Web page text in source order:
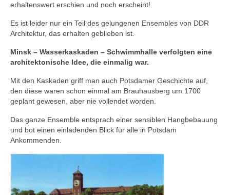
erhaltenswert erschien und noch erscheint!
Es ist leider nur ein Teil des gelungenen Ensembles von DDR
Architektur, das erhalten geblieben ist.
Minsk – Wasserkaskaden – Schwimmhalle verfolgten eine
architektonische Idee, die einmalig war.
Mit den Kaskaden griff man auch Potsdamer Geschichte auf,
den diese waren schon einmal am Brauhausberg um 1700
geplant gewesen, aber nie vollendet worden.
Das ganze Ensemble entsprach einer sensiblen Hangbebauung
und bot einen einladenden Blick für alle in Potsdam
Ankommenden.